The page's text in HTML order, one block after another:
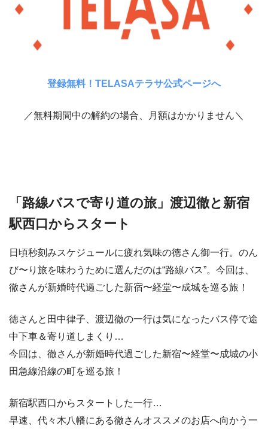
登録無料！TELASAテラサ公式ページへ
／無料期間中の解約の場合、月額はかかりません＼
「路線バスで寄り道の旅」渡辺徹と新宿
駅西口からスタート
日頃秒刻みスケジュールに疲れ気味の徳さん御一行。のん
び〜り旅を味わうために選んだのは“路線バス”。今回は、
徹さんが新婚時代過ごした新宿〜経堂〜成城を巡る旅！
徳さんと田中律子、渡辺徹の一行は気になったバス停で途
中下車＆寄り道しまくり…
今回は、徹さんが新婚時代過ごした新宿〜経堂〜成城の小
田急線沿線の町を巡る旅！
新宿駅西口からスタートした一行…
早速、代々木八幡にある徹さんオススメのお店へ向かう一